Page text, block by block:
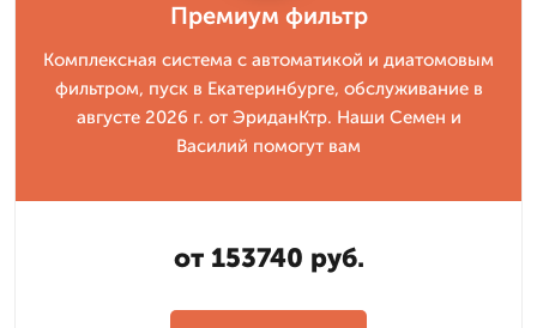
Премиум фильтр
Комплексная система с автоматикой и диатомовым
фильтром, пуск в Екатеринбурге, обслуживание в
августе 2026 г. от ЭриданКтр. Наши Семен и
Василий помогут вам
от 153740 руб.